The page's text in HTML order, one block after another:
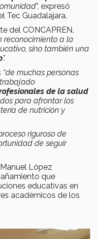
”, expresó
Tec Guadalajara.
del CONCAPREN,
reconocimiento a la
sino también una
”.
“de muchas personas
de la salud
para afrontar los
de nutrición y
riguroso de
de seguir
López
que
educativas en
académicos de los